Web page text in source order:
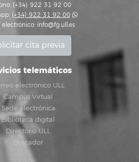
(+34) 922 31 92 00
(+34) 922 31 92 00
electrónico: info@fg.ull.es
cita previa
telemáticos
electrónico ULL
Campus Virtual
Sede electrónica
Biblioteca digital
Directorio ULL
Buscador